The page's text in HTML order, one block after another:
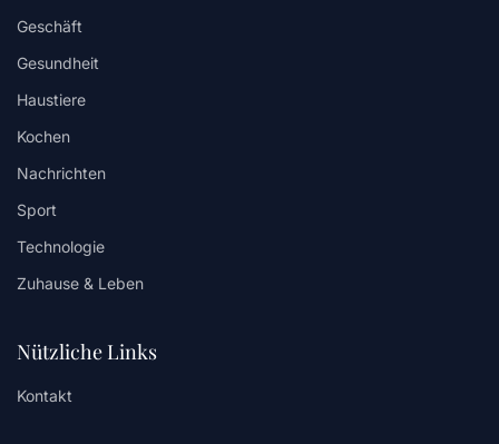
Geschäft
Gesundheit
Haustiere
Kochen
Nachrichten
Sport
Technologie
Zuhause & Leben
Nützliche Links
Kontakt